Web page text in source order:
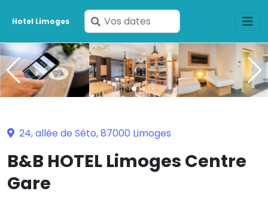
Hotel Limoges
Saisissez
vos
dates
24, allée de Séto, 87000 Limoges
B&B HOTEL Limoges Centre
Gare